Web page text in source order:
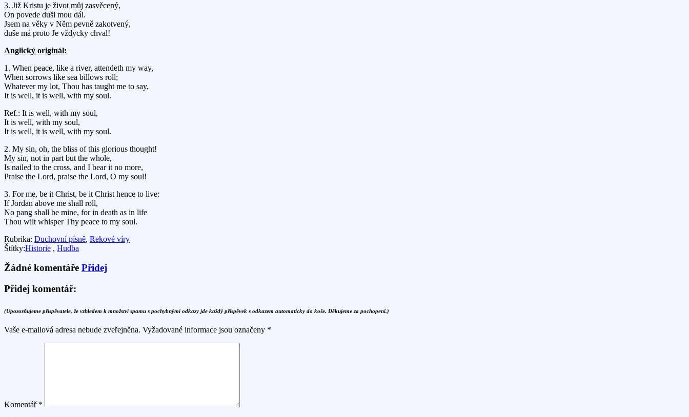
3. Již Kristu je život můj zasvěcený,
On povede duši mou dál.
Jsem na věky v Něm pevně zakotvený,
duše má proto Je vždycky chval!
Anglický originál:
1. When peace, like a river, attendeth my way,
When sorrows like sea billows roll;
Whatever my lot, Thou has taught me to say,
It is well, it is well, with my soul.
Ref.: It is well, with my soul,
It is well, with my soul,
It is well, it is well, with my soul.
2. My sin, oh, the bliss of this glorious thought!
My sin, not in part but the whole,
Is nailed to the cross, and I bear it no more,
Praise the Lord, praise the Lord, O my soul!
3. For me, be it Christ, be it Christ hence to live:
If Jordan above me shall roll,
No pang shall be mine, for in death as in life
Thou wilt whisper Thy peace to my soul.
Rubrika: Duchovní písně, Rekové víry
Štítky:Historie , Hudba
Žádné komentáře Přidej
Přidej komentář:
(Upozorňujeme přispěvatele, že vzhledem k množství spamu s pochybnými odkazy jde každý příspěvek s odkazem automaticky do koše. Děkujeme za pochopení.)
Vaše e-mailová adresa nebude zveřejněna. Vyžadované informace jsou označeny *
Komentář *